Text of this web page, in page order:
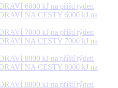
6000 kJ na příští týden
NA CESTY 6000 kJ na
7000 kJ na příští týden
NA CESTY 7000 kJ na
8000 kJ na příští týden
NA CESTY 8000 kJ na
9000 kJ na příští týden